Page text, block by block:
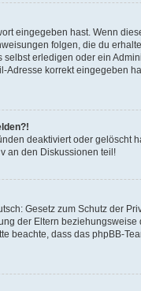
eingegeben hast. Wenn
folgen, die du
erledigen oder ein
korrekt eingegeben
deaktiviert oder
an den Diskussionen teil!
Gesetz zum Schutz der
der Eltern
beachte, dass das phpBB-